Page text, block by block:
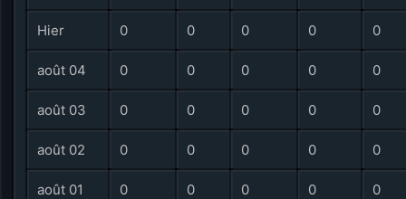
Hier 0 0 0 0 0
août 04 0 0 0 0 0
août 03 0 0 0 0 0
août 02 0 0 0 0 0
août 01 0 0 0 0 0